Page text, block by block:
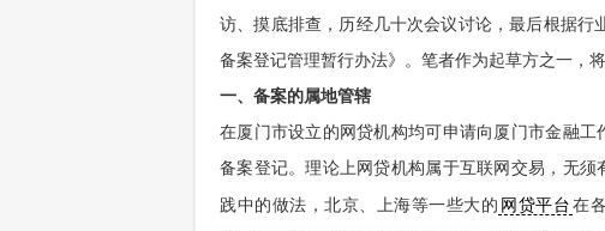
访、摸底排查，历经几十次会议讨论，最后根据
备案登记管理暂行办法》。笔者作为起草方之一，
一、备案的属地管辖
在厦门市设立的网贷机构均可申请向厦门市金融
备案登记。理论上网贷机构属于互联网交易，无
践中的做法，北京、上海等一些大的 网贷平台 在